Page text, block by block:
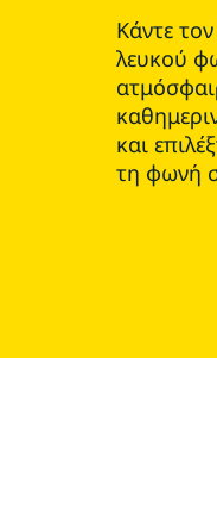
Κάντε
λευκού
και
τη φωνή